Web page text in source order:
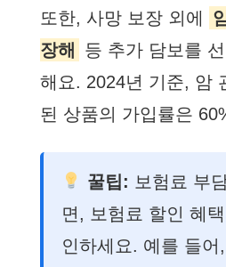
또한, 사망 보장 외에
장해
등 추가 담보를
해요. 2024년 기준, 암
된 상품의 가입률은
꿀팁: 보험료 부
면, 보험료 할인 혜
인하세요. 예를 들어